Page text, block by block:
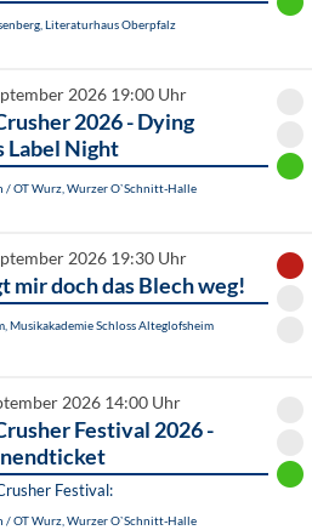
Literaturhaus Oberpfalz
2026 19:00 Uhr
2026 - Dying
Label Night
/ OT Wurz, Wurzer O`Schnitt-Halle
2026 19:30 Uhr
mir doch das Blech weg!
Musikakademie Schloss Alteglofsheim
2026 14:00 Uhr
Festival 2026 -
Festival:
/ OT Wurz, Wurzer O`Schnitt-Halle